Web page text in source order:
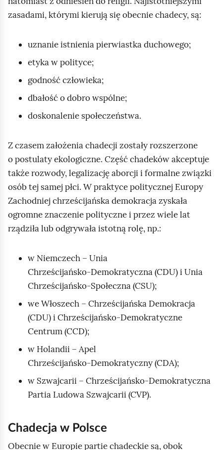
zasadami, którymi kierują się obecnie chadecy, są:
uznanie istnienia pierwiastka duchowego;
etyka w polityce;
godność człowieka;
dbałość o dobro wspólne;
doskonalenie społeczeństwa.
Z czasem założenia chadecji zostały rozszerzone
o postulaty ekologiczne. Część chadeków akceptuje
także rozwody, legalizację aborcji i formalne związki
osób tej samej płci. W praktyce politycznej Europy
Zachodniej chrześcijańska demokracja zyskała
ogromne znaczenie polityczne i przez wiele lat
rządziła lub odgrywała istotną rolę, np.:
w Niemczech – Unia
Chrześcijańsko‑Demokratyczna (CDU) i Unia
Chrześcijańsko‑Społeczna (CSU);
we Włoszech – Chrześcijańska Demokracja
(CDU) i Chrześcijańsko‑Demokratyczne
Centrum (CCD);
w Holandii – Apel
Chrześcijańsko‑Demokratyczny (CDA);
w Szwajcarii – Chrześcijańsko‑Demokratyczna
Partia Ludowa Szwajcarii (CVP).
Chadecja w Polsce
Obecnie w Europie partie chadeckie są, obok